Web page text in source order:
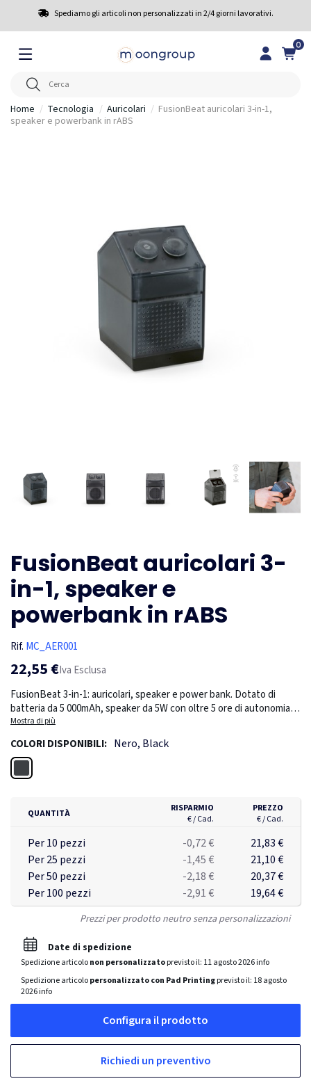
Spediamo gli articoli non personalizzati in 2/4 giorni lavorativi.
0
Home Tecnologia Auricolari
FusionBeat auricolari 3-in-1,
speaker e powerbank in rABS
FusionBeat auricolari 3-
in-1, speaker e
powerbank in rABS
Rif. MC_AER001
22,55 €Iva Esclusa
FusionBeat 3-in-1: auricolari, speaker e power bank. Dotato di
batteria da 5 000mAh, speaker da 5W con oltre 5 ore di autonomia e
auricolari con tecnologia TWS. Tutti realizzati in modo sostenibile in
rABS. Confezionati singolarmente in scatola kraft.
Mostra di più
COLORI DISPONIBILI: Nero, Black
QUANTITÀ
RISPARMIO
€ / Cad.
PREZZO
€ / Cad.
Per 10 pezzi -0,72 €
21,83 €
Per 25 pezzi
-1,45 €
21,10 €
Per 50 pezzi
-2,18 €
20,37 €
Per 100 pezzi
-2,91 € 19,64 €
Prezzi per prodotto neutro senza personalizzazioni
Date di spedizione
Spedizione articolonon personalizzatoprevisto il: 11 agosto 2026info
Spedizione articolopersonalizzato con Pad Printingprevisto il: 18 agosto
2026info
Configura il prodotto
Richiedi un preventivo